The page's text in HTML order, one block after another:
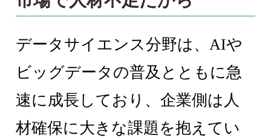
データサイエンス分野は、AIや
ビッグデータの普及とともに急
速に成長しており、企業側は人
材確保に大きな課題を抱えてい